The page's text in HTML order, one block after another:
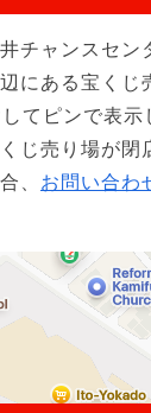
チャンスセン
にある宝くじ
てピンで表示
じ売り場が閉
、 お問い合わ